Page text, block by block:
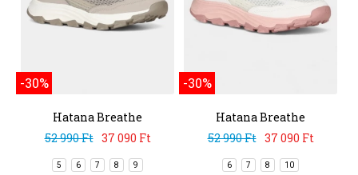
-30%
Hatana Breathe
52 990 Ft 37 090 Ft
5 6 7 8 9
-30%
Hatana Breathe
52 990 Ft 37 090 Ft
6 7 8 10